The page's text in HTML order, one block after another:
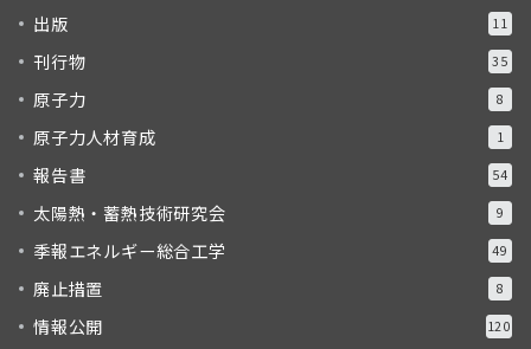
出版 11
刊行物 35
原子力 8
原子力人材育成 1
報告書 54
太陽熱・蓄熱技術研究会 9
季報エネルギー総合工学 49
廃止措置 8
情報公開 120